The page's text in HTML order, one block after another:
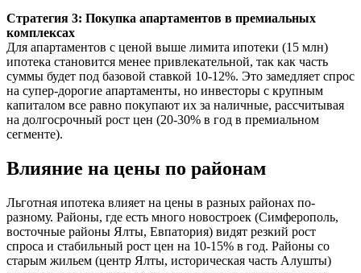
Стратегия 3: Покупка апартаментов в премиальных
комплексах
Для апартаментов с ценой выше лимита ипотеки (15 млн)
ипотека становится менее привлекательной, так как часть
суммы будет под базовой ставкой 10-12%. Это замедляет спрос
на супер-дорогие апартаменты, но инвесторы с крупным
капиталом все равно покупают их за наличные, рассчитывая
на долгосрочный рост цен (20-30% в год в премиальном
сегменте).
Влияние на цены по районам
Льготная ипотека влияет на цены в разных районах по-
разному. Районы, где есть много новостроек (Симферополь,
восточные районы Ялты, Евпатория) видят резкий рост
спроса и стабильный рост цен на 10-15% в год. Районы со
старым жильем (центр Ялты, историческая часть Алушты)